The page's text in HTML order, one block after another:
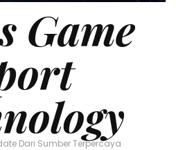
Game
Dari Sumber Terpercaya